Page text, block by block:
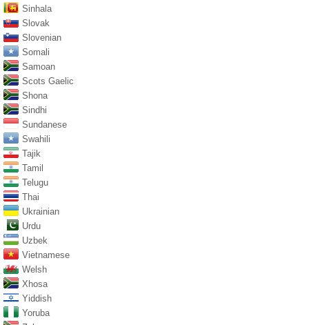
Sinhala
Slovak
Slovenian
Somali
Samoan
Scots Gaelic
Shona
Sindhi
Sundanese
Swahili
Tajik
Tamil
Telugu
Thai
Ukrainian
Urdu
Uzbek
Vietnamese
Welsh
Xhosa
Yiddish
Yoruba